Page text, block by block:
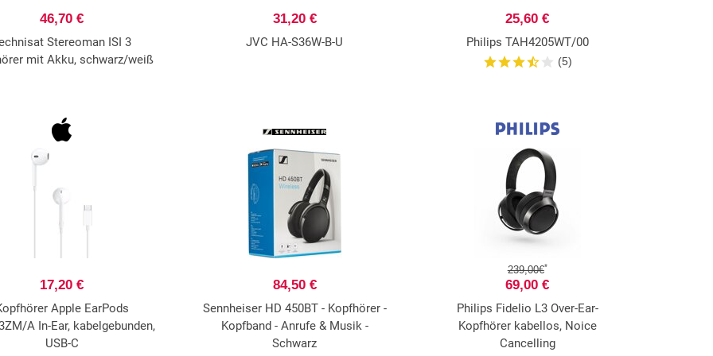
46,70 €
Stereoman ISI 3
mit Akku, schwarz/weiß
31,20 €
JVC HA-S36W-B-U
25,60 €
Philips TAH4205WT/00
(5)
17,20 €
Apple EarPods
A In-Ear, kabelgebunden,
USB-C
84,50 €
Sennheiser HD 450BT - Kopfhörer -
Kopfband - Anrufe & Musik -
Schwarz
239,00€*
69,00 €
Philips Fidelio L3 Over-Ear-
Kopfhörer kabellos, Noice
Cancelling